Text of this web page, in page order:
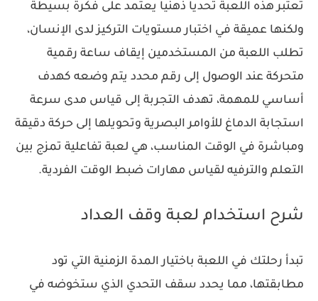
تعتبر هذه اللعبة تحدياً ذهنياً يعتمد على فكرة بسيطة
ولكنها عميقة في اختبار مستويات التركيز لدى الإنسان،
تطلب اللعبة من المستخدمين إيقاف ساعة رقمية
متحركة عند الوصول إلى رقم محدد يتم وضعه كهدف
أساسي للمهمة، تهدف التجربة إلى قياس مدى سرعة
استجابة الدماغ للأوامر البصرية وتحويلها إلى حركة دقيقة
ومباشرة في الوقت المناسب، هي لعبة تفاعلية تمزج بين
التعلم والترفيه لقياس مهارات ضبط الوقت الفردية.
شرح استخدام لعبة وقف العداد
تبدأ رحلتك في اللعبة باختيار المدة الزمنية التي تود
مطابقتها، مما يحدد سقف التحدي الذي ستخوضه في